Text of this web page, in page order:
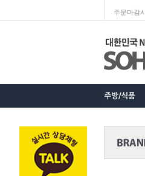
주문마감